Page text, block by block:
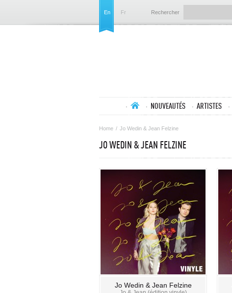
En Fr Rechercher
NOUVEAUTÉS ARTISTES
Home / Jo Wedin & Jean Felzine
JO WEDIN & JEAN FELZINE
Jo Wedin & Jean Felzine